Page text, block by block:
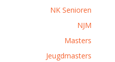
NK Senioren
NJM
Masters
Jeugdmasters